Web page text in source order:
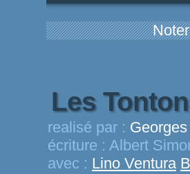
Les
realisé par :
écriture : Albert
avec : Lino Ventura